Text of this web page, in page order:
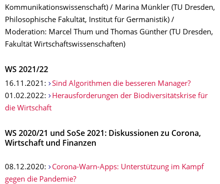
Kommunikationswissenschaft) / Marina Münkler (TU Dresden,
Philosophische Fakultät, Institut für Germanistik) /
Moderation: Marcel Thum und Thomas Günther (TU Dresden,
Fakultät Wirtschaftswissenschaften)
WS 2021/22
16.11.2021:
Sind Algorithmen die besseren Manager?
01.02.2022:
Herausforderungen der Biodiversitätskrise für
die Wirtschaft
WS 2020/21 und SoSe 2021: Diskussionen zu Corona,
Wirtschaft und Finanzen
08.12.2020:
Corona-Warn-Apps: Unterstützung im Kampf
gegen die Pandemie?